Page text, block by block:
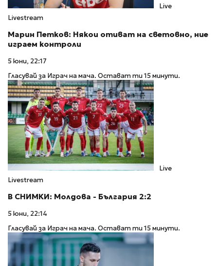
Live
Livestream
Марин Петков: Някои отиват на световно, ние
играем контроли
5 юни, 22:17
Гласувай за Играч на мача. Остават ти 15 минути.
Live
Livestream
В СНИМКИ: Молдова - България 2:2
5 юни, 22:14
Гласувай за Играч на мача. Остават ти 15 минути.